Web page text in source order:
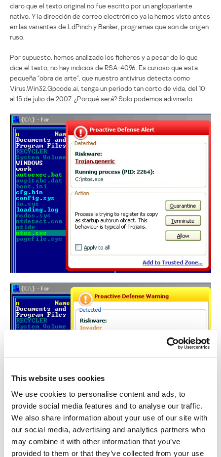
This website uses cookies
We use cookies to personalise content and ads, to
provide social media features and to analyse our traffic.
We also share information about your use of our site with
our social media, advertising and analytics partners who
may combine it with other information that you’ve
provided to them or that they’ve collected from your use
claro que el texto original no fue escrito por un angloparlante
nativo. Y la dirección de correo electrónico ya la hemos visto antes
en las variantes de LdPinch y Banker, programas que son de origen
ruso.
Por supuesto, hemos analizado los ficheros y a pesar de lo que
dice el texto, no hay indicios de RSA-4096. Es curioso que esta
pequeña “obra de arte”, que nuestro antivirus detecta como
Virus.Win32.Gpcode.ai, tenga un periodo tan corto de vida, del 10
al 15 de julio de 2007. ¿Porqué será? Solo podemos adivinarlo.
Kaspersky Anti-Virus 6.0 (y 7.0, para aquellos que viven en áreas